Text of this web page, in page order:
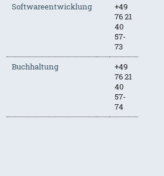
Softwareentwicklung
+49
76 21
40
57-
73
Buchhaltung
+49
76 21
40
57-
74